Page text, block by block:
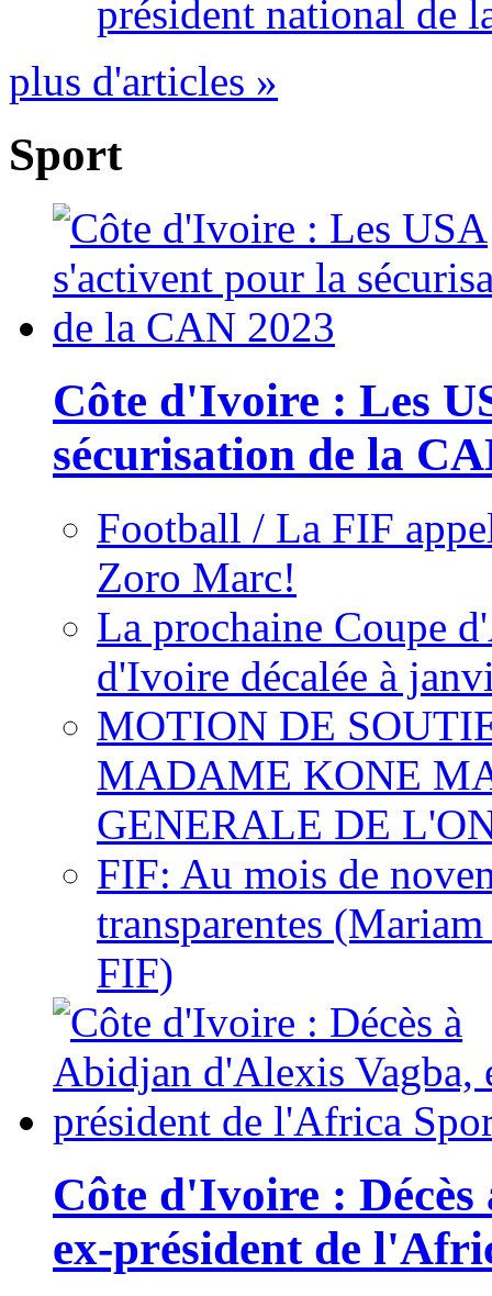
président national de
plus d'articles »
Sport
Côte d'Ivoire : Les
sécurisation de la
Football / La FIF
Zoro Marc!
La prochaine Coupe
d'Ivoire décalée à
MOTION DE
MADAME KONE
GENERALE DE
FIF: Au mois de
transparentes
FIF)
Côte d'Ivoire :
ex-président de